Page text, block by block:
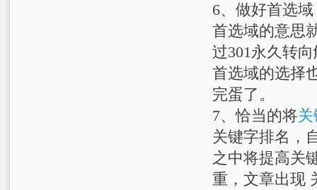
6、做好首选域
首选域的意思
过301永久转
首选域的选择
完蛋了。
7、恰当的将
关键字排名，
之中将提高关
重，文章出现